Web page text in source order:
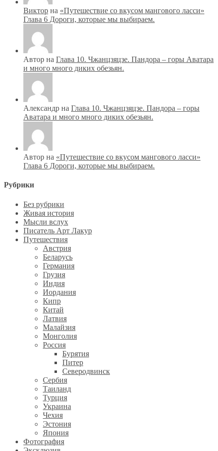
Виктор на «Путешествие со вкусом мангового ласси»
Глава 6 Дороги, которые мы выбираем.
Автор на Глава 10. Чжанцзяцзе. Пандора – горы Аватара
и много много диких обезьян.
Александр на Глава 10. Чжанцзяцзе. Пандора – горы
Аватара и много много диких обезьян.
Автор на «Путешествие со вкусом мангового ласси»
Глава 6 Дороги, которые мы выбираем.
Рубрики
Без рубрики
Живая история
Мысли вслух
Писатель Арт Лакур
Путешествия
Австрия
Беларусь
Германия
Грузия
Индия
Иордания
Кипр
Китай
Латвия
Малайзия
Монголия
Россия
Бурятия
Питер
Северодвинск
Сербия
Таиланд
Турция
Украина
Чехия
Эстония
Япония
Фотография